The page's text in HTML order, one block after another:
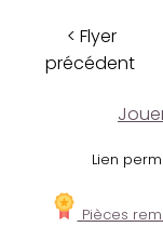
< Flyer
précédent
Lien
Pièces